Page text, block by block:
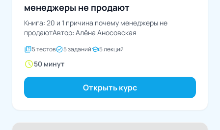
менеджеры не продают
Книга: 20 и 1 причина почему менеджеры не
продаютАвтор: Алёна Аносовская
quiz5 тестовtask_alt5 заданийschool5 лекций
schedule50 минут
Открыть курс